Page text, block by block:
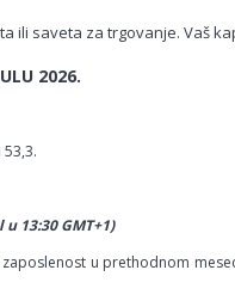
ili saveta za trgovanje. Vaš
2026.
13:30 GMT+1)
u prethodnom